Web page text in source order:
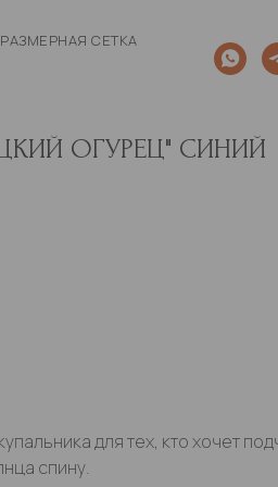
РАЗМЕРНАЯ СЕТКА
ОГУРЕЦ" СИНИЙ
для тех, кто хочет
спину.